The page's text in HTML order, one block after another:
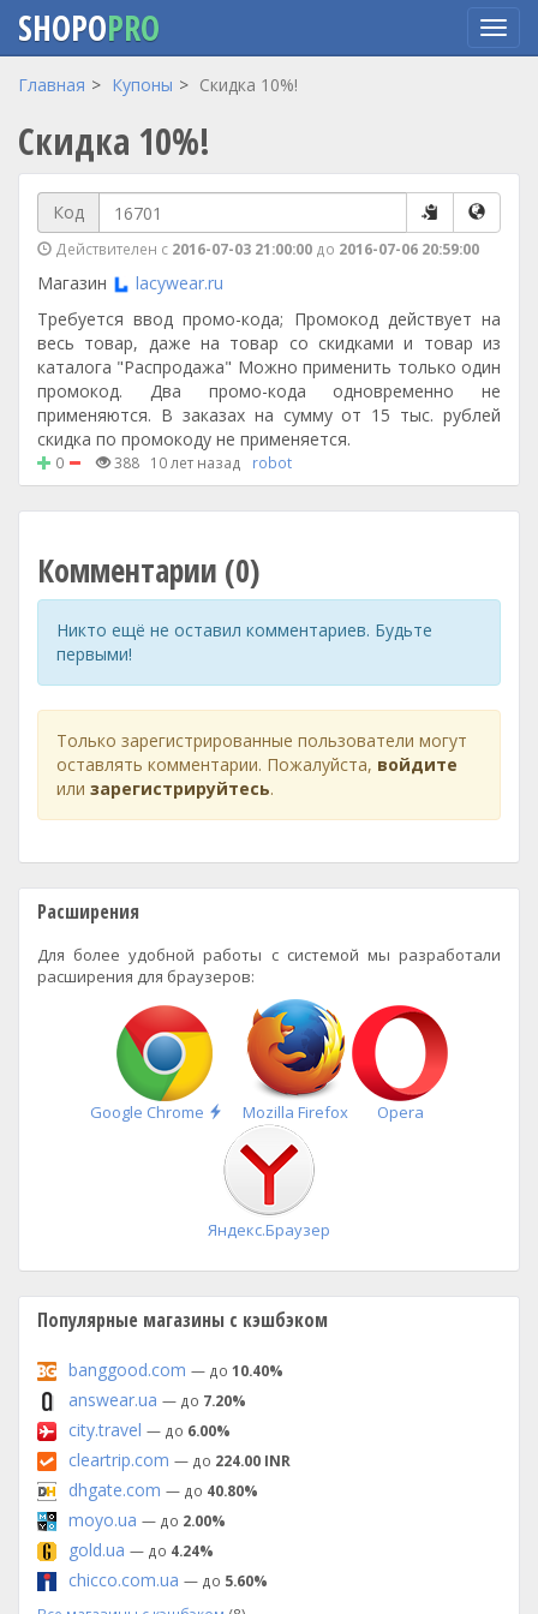
Перейти
основному
содержанию
SHOPOPRO
Главная Купоны Скидка 10%!
Скидка 10%!
Код
Действителен с 2016-07-03 21:00:00 до 2016-07-06 20:59:00
Магазин
lacywear.ru
Требуется ввод промо-кода; Промокод действует на
весь товар, даже на товар со скидками и товар из
каталога "Распродажа" Можно применить только один
промокод. Два промо-кода одновременно не
применяются. В заказах на сумму от 15 тыс. рублей
скидка по промокоду не применяется.
0 388 10 лет назад robot
Комментарии (0)
Никто ещё не оставил комментариев. Будьте
первыми!
Только зарегистрированные пользователи могут
оставлять комментарии. Пожалуйста, войдите
или зарегистрируйтесь.
Расширения
Для более удобной работы с системой мы разработали
расширения для браузеров:
Google Chrome
Быстрая
установка
Mozilla Firefox Opera
Яндекс.Браузер
Популярные магазины с кэшбэком
banggood.com — до 10.40%
answear.ua — до 7.20%
city.travel — до 6.00%
cleartrip.com — до 224.00 INR
dhgate.com — до 40.80%
moyo.ua — до 2.00%
gold.ua — до 4.24%
chicco.com.ua — до 5.60%